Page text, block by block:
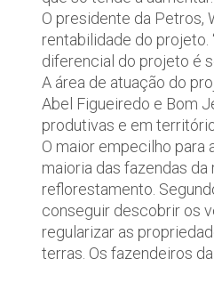
O presidente da Petros,
rentabilidade do projeto.
diferencial do projeto é
A área de atuação do
Abel Figueiredo e Bom
produtivas e em
O maior empecilho para
maioria das fazendas
reflorestamento.
conseguir descobrir os
regularizar as
terras. Os fazendeiros